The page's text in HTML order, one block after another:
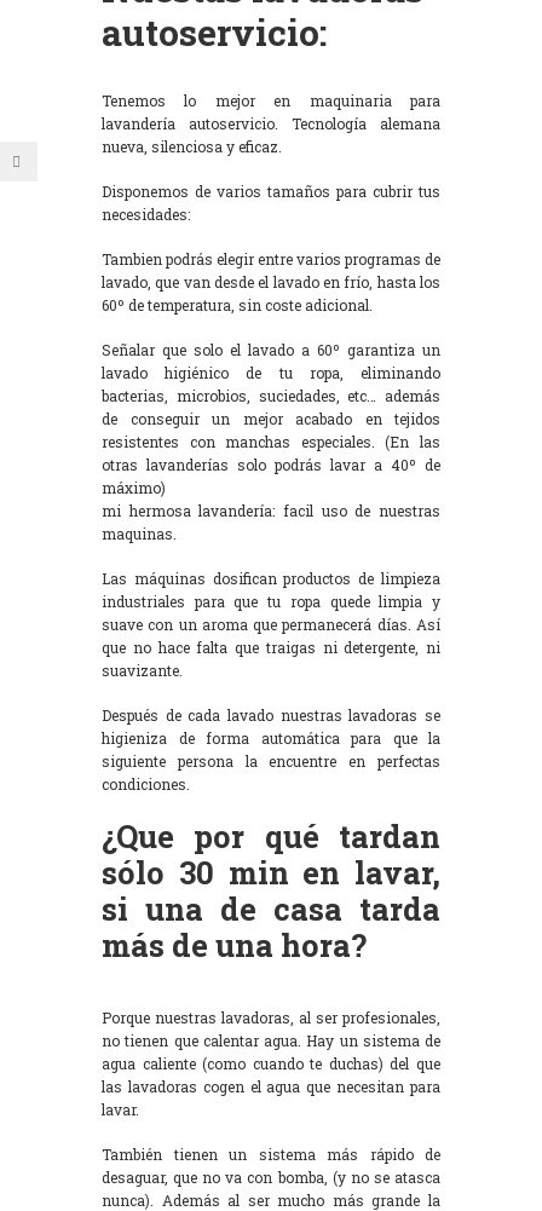
autoservicio:
Tenemos lo mejor en maquinaria para
lavandería autoservicio. Tecnología alemana
nueva, silenciosa y eficaz.
Disponemos de varios tamaños para cubrir tus
necesidades:
Tambien podrás elegir entre varios programas de
lavado, que van desde el lavado en frío, hasta los
60º de temperatura, sin coste adicional.
Señalar que solo el lavado a 60º garantiza un
lavado higiénico de tu ropa, eliminando
bacterias, microbios, suciedades, etc… además
de conseguir un mejor acabado en tejidos
resistentes con manchas especiales. (En las
otras lavanderías solo podrás lavar a 40º de
máximo)
mi hermosa lavandería: facil uso de nuestras
maquinas.
Las máquinas dosifican productos de limpieza
industriales para que tu ropa quede limpia y
suave con un aroma que permanecerá días. Así
que no hace falta que traigas ni detergente, ni
suavizante.
Después de cada lavado nuestras lavadoras se
higieniza de forma automática para que la
siguiente persona la encuentre en perfectas
condiciones.
¿Que por qué tardan
sólo 30 min en lavar,
si una de casa tarda
más de una hora?
Porque nuestras lavadoras, al ser profesionales,
no tienen que calentar agua. Hay un sistema de
agua caliente (como cuando te duchas) del que
las lavadoras cogen el agua que necesitan para
lavar.
También tienen un sistema más rápido de
desaguar, que no va con bomba, (y no se atasca
nunca). Además al ser mucho más grande la